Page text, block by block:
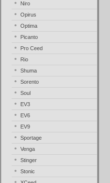
Niro
Opirus
Optima
Picanto
Pro Ceed
Rio
Shuma
Sorento
Soul
EV3
EV6
EV9
Sportage
Venga
Stinger
Stonic